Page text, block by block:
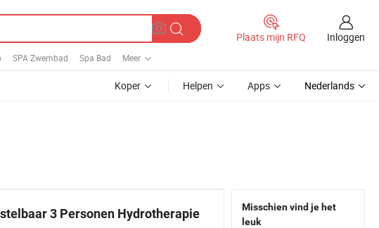
SPA Zwembad Spa Bad Meer
Plaats mijn RFQ Inloggen
Koper Helpen Apps Nederlands
3 Personen Hydrotherapie
Misschien vind je het
leuk